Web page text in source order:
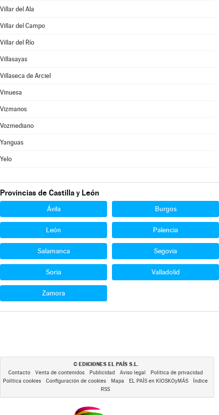
Villar del Ala
Villar del Campo
Villar del Río
Villasayas
Villaseca de Arciel
Vinuesa
Vizmanos
Vozmediano
Yanguas
Yelo
Provincias de Castilla y León
Ávila Burgos
León Palencia
Salamanca Segovia
Soria Valladolid
Zamora
© EDICIONES EL PAÍS S.L.
Contacto Venta de contenidos Publicidad Aviso legal
Política de privacidad
Política cookies
Configuración de cookies Mapa EL PAÍS en KIOSKOyMÁS
Índice
RSS